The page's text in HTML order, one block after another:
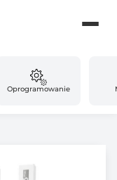
Oprogramowanie